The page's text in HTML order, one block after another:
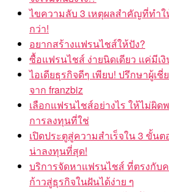
ไขความลับ 3 เหตุผลสำคัญที่ทำใ
กว่า!
อยากสร้างแฟรนไชส์ให้ปัง?
ซื้อแฟรนไชส์ ง่ายนิดเดียว แค่มีเ
ไอเดียธุรกิจดีๆ เพียบ! ปรึกษาผู้เ
จาก franzbiz
เลือกแฟรนไชส์อย่างไร ให้ไม่ผิ
การลงทุนที่ใช่
เปิดประตูสู่ความสำเร็จใน 3 ขั้น
น่าลงทุนที่สุด!
บริการจัดหาแฟรนไชส์ ที่ตรงกับ
ก้าวสู่ธุรกิจในฝันได้ง่าย ๆ